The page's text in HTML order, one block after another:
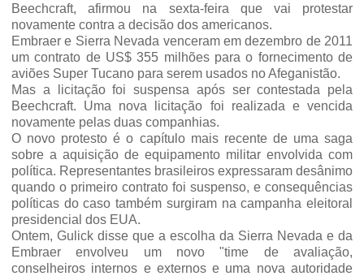
Beechcraft, afirmou na sexta-feira que vai protestar
novamente contra a decisão dos americanos.
Embraer e Sierra Nevada venceram em dezembro de 2011
um contrato de US$ 355 milhões para o fornecimento de
aviões Super Tucano para serem usados no Afeganistão.
Mas a licitação foi suspensa após ser contestada pela
Beechcraft. Uma nova licitação foi realizada e vencida
novamente pelas duas companhias.
O novo protesto é o capítulo mais recente de uma saga
sobre a aquisição de equipamento militar envolvida com
política. Representantes brasileiros expressaram desânimo
quando o primeiro contrato foi suspenso, e consequências
políticas do caso também surgiram na campanha eleitoral
presidencial dos EUA.
Ontem, Gulick disse que a escolha da Sierra Nevada e da
Embraer envolveu um novo "time de avaliação,
conselheiros internos e externos e uma nova autoridade